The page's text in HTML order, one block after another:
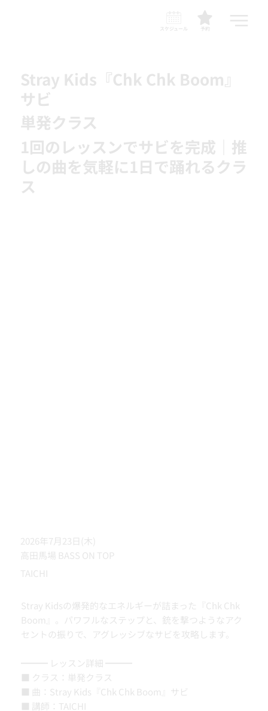
予約
スケジュール
Stray Kids『Chk Chk Boom』
サビ
単発クラス
1回のレッスンでサビを完成｜推
しの曲を気軽に1日で踊れるクラ
ス
2026年7月23日(木)
高田馬場 BASS ON TOP
TAICHI
Stray Kidsの爆発的なエネルギーが詰まった『Chk Chk
Boom』。パワフルなステップと、銃を撃つようなアク
セントの振りで、アグレッシブなサビを攻略します。
━━━ レッスン詳細 ━━━
■ クラス：単発クラス
■ 曲：Stray Kids『Chk Chk Boom』サビ
■ 講師：TAICHI